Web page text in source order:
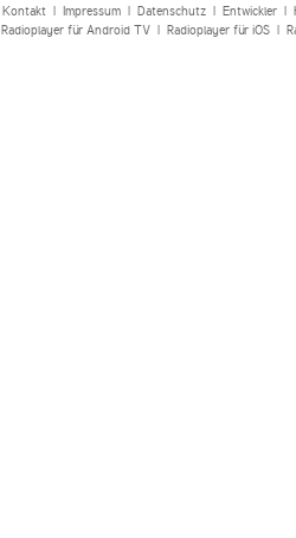
Kontakt| Impressum| Datenschutz| Entwickler|
Radioplayer für Android TV| Radioplayer für iOS|